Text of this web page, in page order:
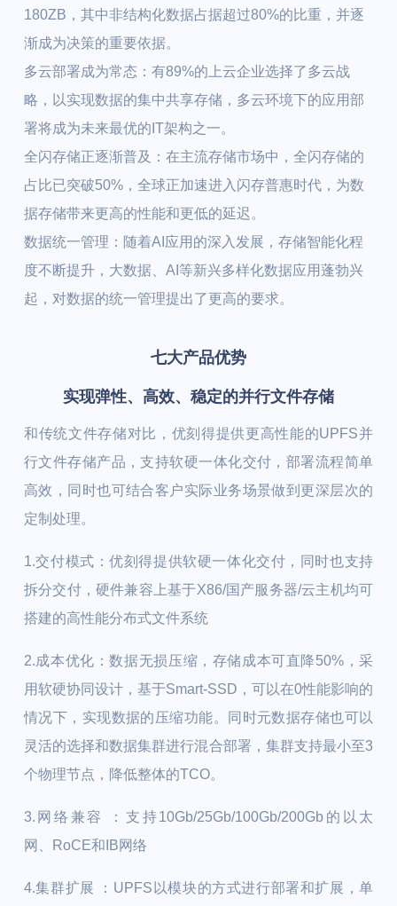
180ZB，其中非结构化数据占据超过80%的比重，并逐
渐成为决策的重要依据。
多云部署成为常态： 有89%的上云企业选择了多云战
略，以实现数据的集中共享存储，多云环境下的应用部
署将成为未来最优的IT架构之一。
全闪存储正逐渐普及 ：在主流存储市场中，全闪存储的
占比已突破50%，全球正加速进入闪存普惠时代，为数
据存储带来更高的性能和更低的延迟。
数据统一管理： 随着AI应用的深入发展，存储智能化程
度不断提升，大数据、AI等新兴多样化数据应用蓬勃兴
起，对数据的统一管理提出了更高的要求。
七大产品优势
实现弹性、高效、稳定的并行文件存储
和传统文件存储对比，优刻得提供更高性能的UPFS并
行文件存储产品，支持软硬一体化交付，部署流程简单
高效，同时也可结合客户实际业务场景做到更深层次的
定制处理。
1.交付模式：优刻得提供软硬一体化交付，同时也支持
拆分交付，硬件兼容上基于X86/国产服务器/云主机均可
搭建的高性能分布式文件系统
2.成本优化 ：数据无损压缩，存储成本可直降50%，采
用软硬协同设计，基于Smart-SSD，可以在0性能影响的
情况下，实现数据的压缩功能。同时元数据存储也可以
灵活的选择和数据集群进行混合部署，集群支持最小至3
个物理节点，降低整体的TCO。
3.网络兼容
：支持10Gb/25Gb/100Gb/200Gb的以太
网、RoCE和IB网络
4.集群扩展 ： UPFS以模块的方式进行部署和扩展，单